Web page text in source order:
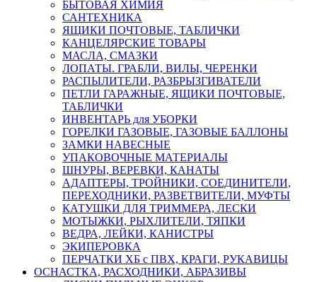
БЫТОВАЯ ХИМИЯ
САНТЕХНИКА
ЯЩИКИ ПОЧТОВЫЕ, ТАБЛИЧКИ
КАНЦЕЛЯРСКИЕ ТОВАРЫ
МАСЛА, СМАЗКИ
ЛОПАТЫ. ГРАБЛИ, ВИЛЫ, ЧЕРЕНКИ
РАСПЫЛИТЕЛИ, РАЗБРЫЗГИВАТЕЛИ
ПЕТЛИ ГАРАЖНЫЕ, ЯЩИКИ ПОЧТОВЫЕ,
ТАБЛИЧКИ
ИНВЕНТАРЬ для УБОРКИ
ГОРЕЛКИ ГАЗОВЫЕ, ГАЗОВЫЕ БАЛЛОНЫ
ЗАМКИ НАВЕСНЫЕ
УПАКОВОЧНЫЕ МАТЕРИАЛЫ
ШНУРЫ, ВЕРЕВКИ, КАНАТЫ
АДАПТЕРЫ, ТРОЙНИКИ, СОЕДИНИТЕЛИ,
ПЕРЕХОДНИКИ, РАЗВЕТВИТЕЛИ, МУФТЫ
КАТУШКИ ДЛЯ ТРИММЕРА, ЛЕСКИ
МОТЫЖКИ, РЫХЛИТЕЛИ, ТЯПКИ
ВЕДРА, ЛЕЙКИ, КАНИСТРЫ
ЭКИПЕРОВКА
ПЕРЧАТКИ ХБ с ПВХ, КРАГИ, РУКАВИЦЫ
ОСНАСТКА, РАСХОДНИКИ, АБРАЗИВЫ